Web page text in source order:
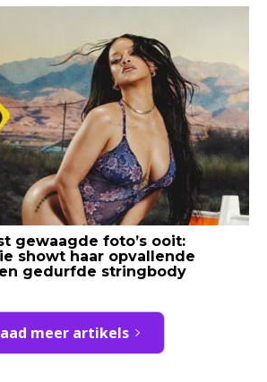
gewaagde foto’s ooit:
showt haar opvallende
gedurfde stringbody
meer artikels